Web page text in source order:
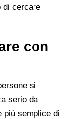
di cercare
con
si
serio da
più semplice di